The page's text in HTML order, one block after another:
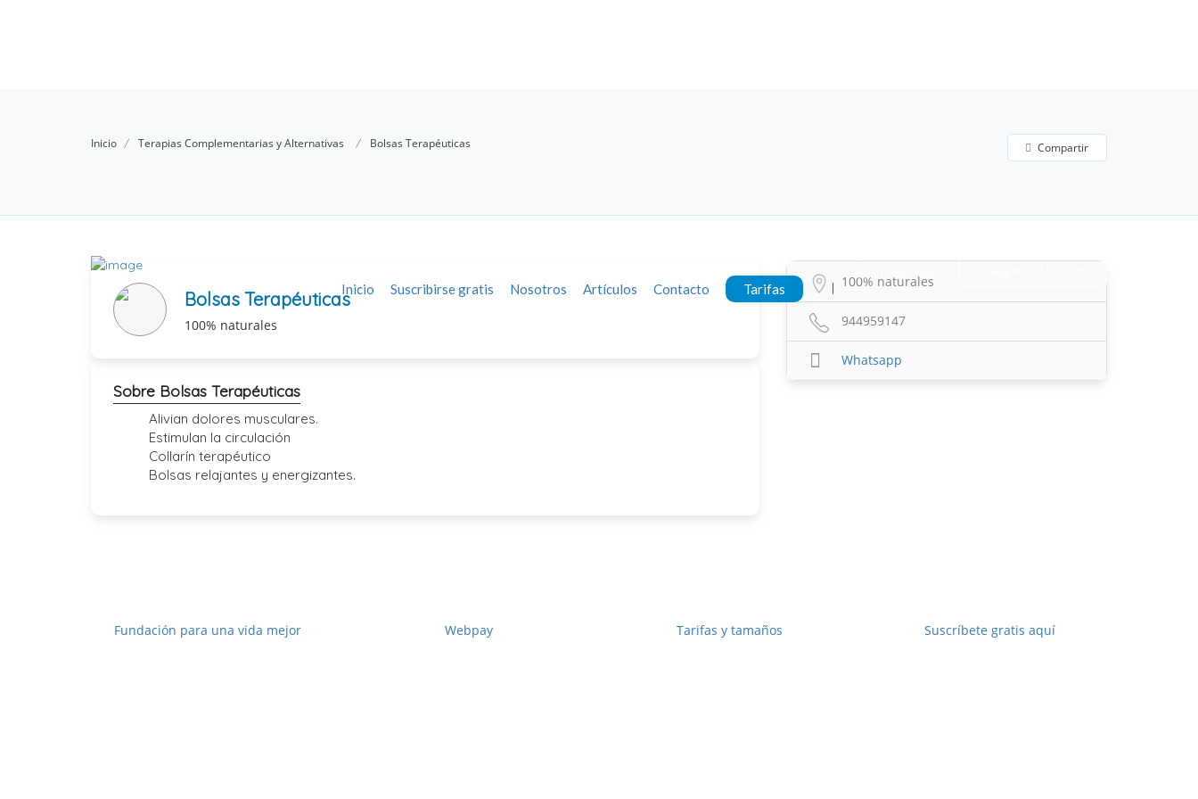
Inicio Suscribirse gratis Nosotros Artículos Contacto Tarifas
Inicio Terapias Complementarias y Alternativas Bolsas Terapéuticas Compartir
Bolsas Terapéuticas
100% naturales
Sobre Bolsas Terapéuticas
Alivian dolores musculares.
Estimulan la circulación
Collarín terapéutico
Bolsas relajantes y energizantes.
100% naturales
944959147
Whatsapp
Fundación para una vida mejor
Webpay
Tarifas y tamaños
Suscríbete gratis aquí